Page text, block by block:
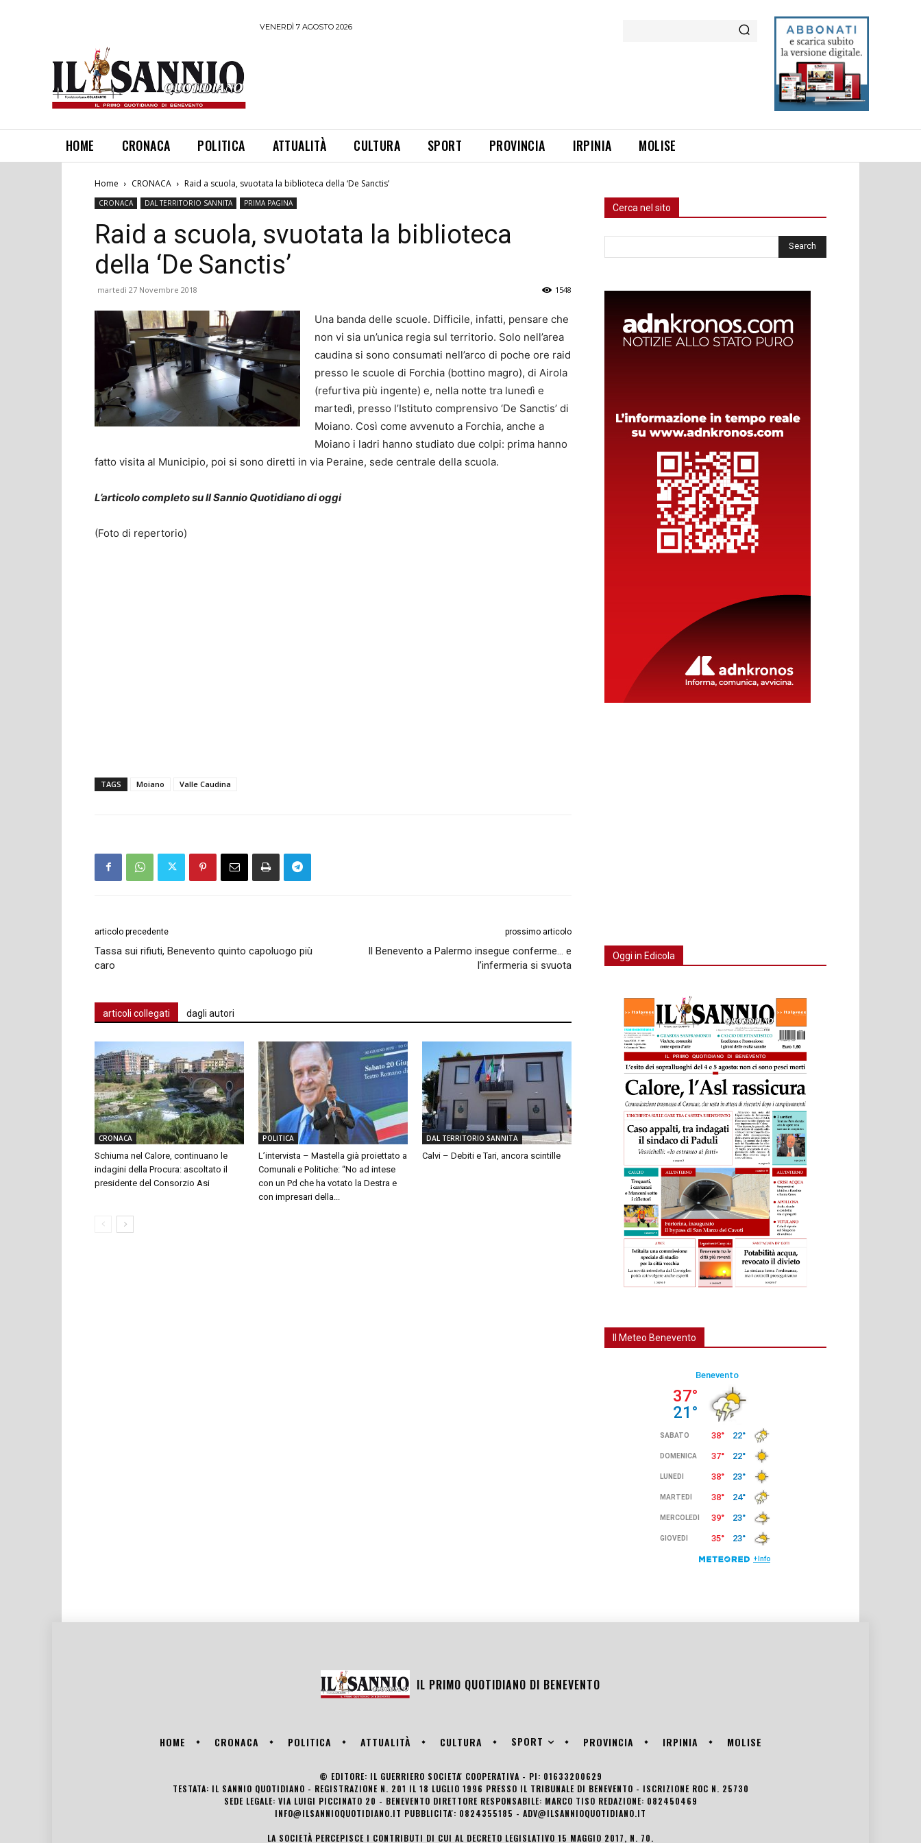
VENERDÌ 7 AGOSTO 2026
HOME CRONACA POLITICA ATTUALITÀ CULTURA SPORT PROVINCIA IRPINIA MOLISE
Home CRONACA Raid a scuola, svuotata la biblioteca della ‘De Sanctis’
CRONACA DAL TERRITORIO SANNITA PRIMA PAGINA
Raid a scuola, svuotata la biblioteca
della ‘De Sanctis’
martedì 27 Novembre 2018 1548
Una banda delle scuole. Difficile, infatti, pensare che
non vi sia un’unica regia sul territorio. Solo nell’area
caudina si sono consumati nell’arco di poche ore raid
presso le scuole di Forchia (bottino magro), di Airola
(refurtiva più ingente) e, nella notte tra lunedì e
martedì, presso l’Istituto comprensivo ‘De Sanctis’ di
Moiano. Così come avvenuto a Forchia, anche a
Moiano i ladri hanno studiato due colpi: prima hanno
fatto visita al Municipio, poi si sono diretti in via Peraine, sede centrale della scuola.
L’articolo completo su Il Sannio Quotidiano di oggi
(Foto di repertorio)
TAGS Moiano Valle Caudina
articolo precedente
Tassa sui rifiuti, Benevento quinto capoluogo più
caro
prossimo articolo
Il Benevento a Palermo insegue conferme… e
l’infermeria si svuota
articoli collegati dagli autori
CRONACA
Schiuma nel Calore, continuano le
indagini della Procura: ascoltato il
presidente del Consorzio Asi
POLITICA
L’intervista – Mastella già proiettato a
Comunali e Politiche: “No ad intese
con un Pd che ha votato la Destra e
con impresari della...
DAL TERRITORIO SANNITA
Calvi – Debiti e Tari, ancora scintille
Cerca nel sito
Oggi in Edicola
Il Meteo Benevento
IL PRIMO QUOTIDIANO DI BENEVENTO
HOME CRONACA POLITICA ATTUALITÀ CULTURA SPORT PROVINCIA IRPINIA MOLISE
© EDITORE: IL GUERRIERO SOCIETA' COOPERATIVA - PI: 01633200629
TESTATA: IL SANNIO QUOTIDIANO - REGISTRAZIONE N. 201 IL 18 LUGLIO 1996 PRESSO IL TRIBUNALE DI BENEVENTO - ISCRIZIONE ROC N. 25730
SEDE LEGALE: VIA LUIGI PICCINATO 20 - BENEVENTO DIRETTORE RESPONSABILE: MARCO TISO REDAZIONE: 082450469
INFO@ILSANNIOQUOTIDIANO.IT PUBBLICITA': 0824355185 - ADV@ILSANNIOQUOTIDIANO.IT
LA SOCIETÀ PERCEPISCE I CONTRIBUTI DI CUI AL DECRETO LEGISLATIVO 15 MAGGIO 2017, N. 70.